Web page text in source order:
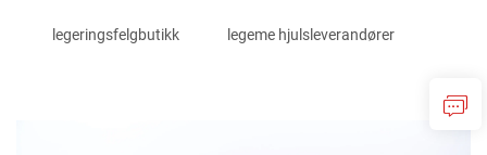
legeringsfelgbutikk legeme hjulsleverandører